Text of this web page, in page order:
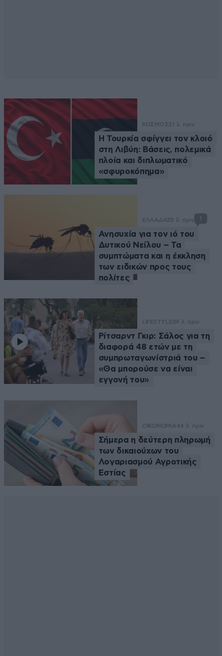
ΚΟΣΜΟΣ31 λ. πριν
Η Τουρκία σφίγγει τον κλοιό
στη Λιβύη: Βάσεις, πολεμικά
πλοία και διπλωματικό
«σφυροκόπημα»
ΕΛΛΑΔΑ35 λ. πριν 1
Ανησυχία για τον ιό του
Δυτικού Νείλου – Τα
συμπτώματα και η έκκληση
των ειδικών προς τους
πολίτες
LIFESTYLE39 λ. πριν
Ρίτσαρντ Γκιρ: Σάλος για τη
διαφορά 48 ετών με τη
συμπρωταγωνίστριά του –
«Θα μπορούσε να είναι
εγγονή του»
ΟΙΚΟΝΟΜΙΑ44 λ. πριν
Σήμερα η δεύτερη πληρωμή
των δικαιούχων του
Λογαριασμού Αγροτικής
Εστίας